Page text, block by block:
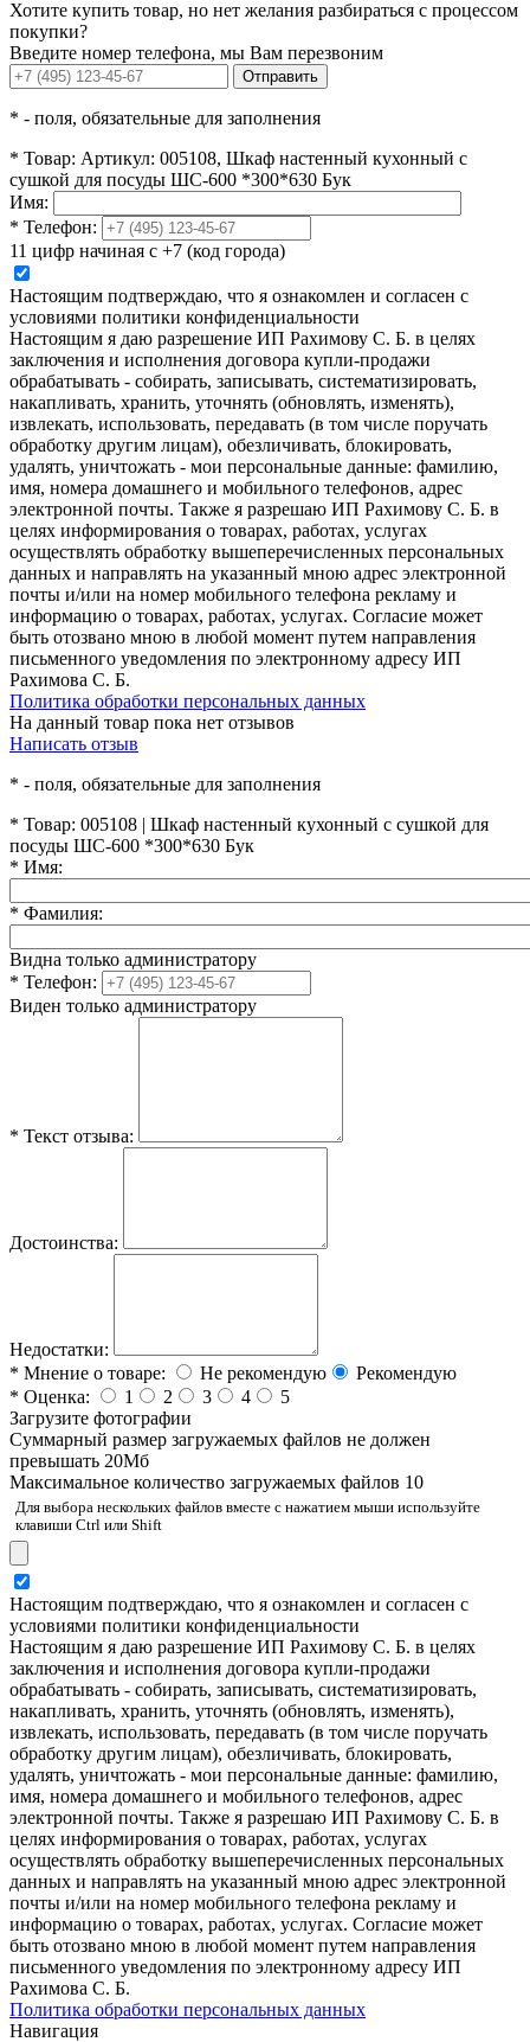
Хотите купить товар, но нет желания разбираться с процессом
покупки?
Введите номер телефона, мы Вам перезвоним
Отправить
* - поля, обязательные для заполнения
* Товар: Артикул: 005108, Шкаф настенный кухонный с
сушкой для посуды ШС-600 *300*630 Бук
Имя:
* Телефон:
11 цифр начиная с +7 (код города)
Настоящим подтверждаю, что я ознакомлен и согласен с
условиями политики конфиденциальности
Настоящим я даю разрешение ИП Рахимову С. Б. в целях
заключения и исполнения договора купли-продажи
обрабатывать - собирать, записывать, систематизировать,
накапливать, хранить, уточнять (обновлять, изменять),
извлекать, использовать, передавать (в том числе поручать
обработку другим лицам), обезличивать, блокировать,
удалять, уничтожать - мои персональные данные: фамилию,
имя, номера домашнего и мобильного телефонов, адрес
электронной почты. Также я разрешаю ИП Рахимову С. Б. в
целях информирования о товарах, работах, услугах
осуществлять обработку вышеперечисленных персональных
данных и направлять на указанный мною адрес электронной
почты и/или на номер мобильного телефона рекламу и
информацию о товарах, работах, услугах. Согласие может
быть отозвано мною в любой момент путем направления
письменного уведомления по электронному адресу ИП
Рахимова С. Б.
Политика обработки персональных данных
На данный товар пока нет отзывов
Написать отзыв
* - поля, обязательные для заполнения
* Товар: 005108 | Шкаф настенный кухонный с сушкой для
посуды ШС-600 *300*630 Бук
* Имя:
* Фамилия:
Видна только администратору
* Телефон:
Виден только администратору
* Текст отзыва:
Достоинства:
Недостатки:
* Мнение о товаре: Не рекомендую
Рекомендую
* Оценка: 1 2 3 4
5
Загрузите фотографии
Cуммарный размер загружаемых файлов не должен
превышать 20Мб
Максимальное количество загружаемых файлов 10
Для выбора нескольких файлов вместе с нажатием мыши используйте
клавиши Ctrl или Shift
Настоящим подтверждаю, что я ознакомлен и согласен с
условиями политики конфиденциальности
Настоящим я даю разрешение ИП Рахимову С. Б. в целях
заключения и исполнения договора купли-продажи
обрабатывать - собирать, записывать, систематизировать,
накапливать, хранить, уточнять (обновлять, изменять),
извлекать, использовать, передавать (в том числе поручать
обработку другим лицам), обезличивать, блокировать,
удалять, уничтожать - мои персональные данные: фамилию,
имя, номера домашнего и мобильного телефонов, адрес
электронной почты. Также я разрешаю ИП Рахимову С. Б. в
целях информирования о товарах, работах, услугах
осуществлять обработку вышеперечисленных персональных
данных и направлять на указанный мною адрес электронной
почты и/или на номер мобильного телефона рекламу и
информацию о товарах, работах, услугах. Согласие может
быть отозвано мною в любой момент путем направления
письменного уведомления по электронному адресу ИП
Рахимова С. Б.
Политика обработки персональных данных
Навигация